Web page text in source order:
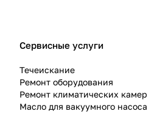
Сервисные услуги
Течеискание
Ремонт оборудования
Ремонт климатических камер
Масло для вакуумного насоса